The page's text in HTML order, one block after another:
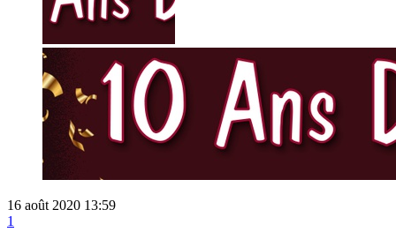
16 août 2020 13:59
1